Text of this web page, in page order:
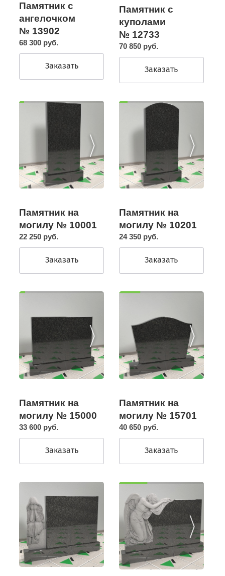
Памятник с
ангелочком
№ 13902
68 300 руб.
Заказать
Памятник с
куполами
№ 12733
70 850 руб.
Заказать
Памятник на
могилу № 10001
22 250 руб.
Заказать
Памятник на
могилу № 10201
24 350 руб.
Заказать
Памятник на
могилу № 15000
33 600 руб.
Заказать
Памятник на
могилу № 15701
40 650 руб.
Заказать